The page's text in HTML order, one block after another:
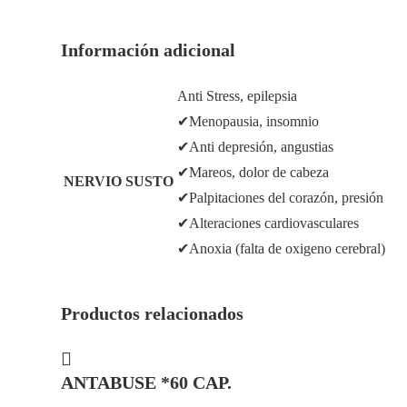
Información adicional
NERVIO SUSTO
Anti Stress, epilepsia
✔Menopausia, insomnio
✔Anti depresión, angustias
✔Mareos, dolor de cabeza
✔Palpitaciones del corazón, presión
✔Alteraciones cardiovasculares
✔Anoxia (falta de oxigeno cerebral)
Productos relacionados
ANTABUSE *60 CAP.